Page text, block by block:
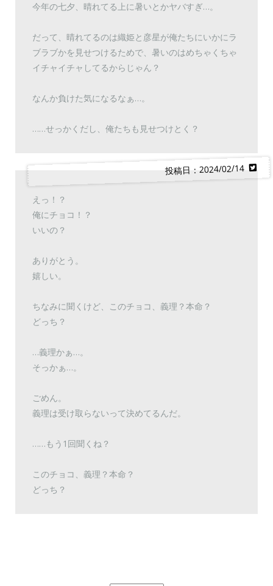
今年の七夕、晴れてる上に暑いとかヤバすぎ…。
だって、晴れてるのは織姫と彦星が俺たちにいかにラ
ブラブかを見せつけるためで、暑いのはめちゃくちゃ
イチャイチャしてるからじゃん？
なんか負けた気になるなぁ…。
……せっかくだし、俺たちも見せつけとく？
投稿日：2024/02/14
えっ！？
俺にチョコ！？
いいの？
ありがとう。
嬉しい。
ちなみに聞くけど、このチョコ、義理？本命？
どっち？
…義理かぁ…。
そっかぁ…。
ごめん。
義理は受け取らないって決めてるんだ。
……もう1回聞くね？
このチョコ、義理？本命？
どっち？